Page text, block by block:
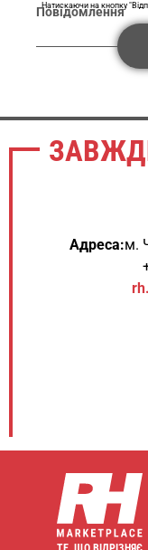
Повідомлення
Натискаючи на кнопку
Адреса:м.